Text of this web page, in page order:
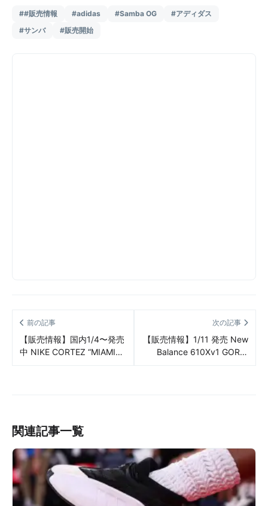
##販売情報 #adidas #Samba OG
#アディダス
#サンバ
#販売開始
前の記事
【販売情報】国内1/4〜発売
中 NIKE CORTEZ “MIAMI
次の記事
【販売情報】1/11 発売 New
Balance 610Xv1 GORE-
関連記事一覧